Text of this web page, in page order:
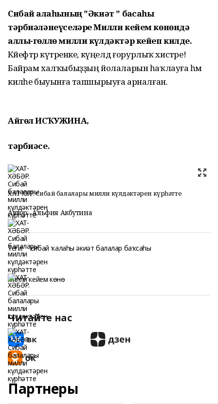
Сибай ҡалаһының "Әкиәт " баҡсаһы
тәрбиәләнеүселәреМилли кейем көнөндә
аллы-гөллө милли күлдәктәр кейеп килде.
Кәйефтәр күтәренке, күңелдә ғорурлыҡ хистәре!
Байрам халҡыбыҙҙың йолаларын һаҡлауға һәм
киләһе быуынға тапшырыуға арналған.
АйгөлИСҠУЖИНА,
тәрбиәсе.
ХАТ-ХӘБӘР. Сибай балалары милли күлдәктәрен күрһәтте
Автор: Альфия Акбутина
Теги: сибай ҡалаһы әкиәт балалар баҡсаһы
милли кейем көнө
Читайте нас
Партнеры